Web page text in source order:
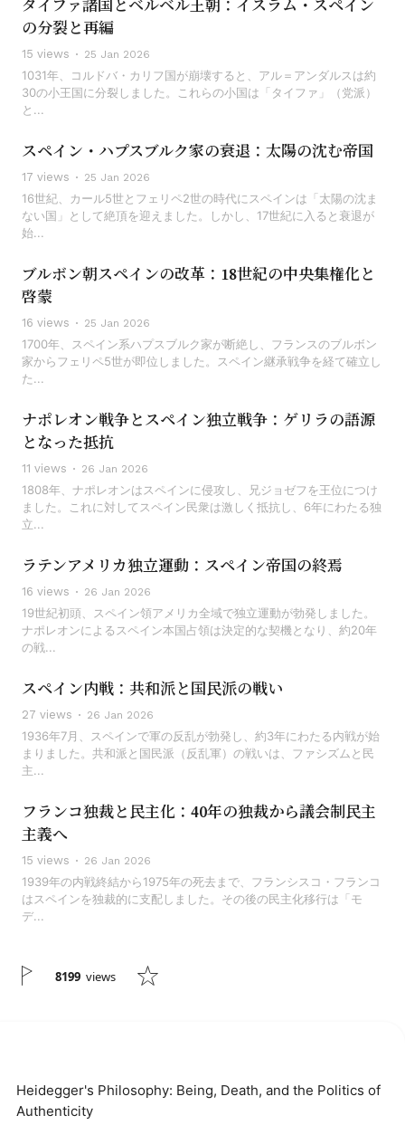
タイファ諸国とベルベル王朝：イスラム・スペイン
の分裂と再編
15 views 25 Jan 2026
1031年、コルドバ・カリフ国が崩壊すると、アル＝アンダルスは約
30の小王国に分裂しました。これらの小国は「タイファ」（党派）
と...
スペイン・ハプスブルク家の衰退：太陽の沈む帝国
17 views 25 Jan 2026
16世紀、カール5世とフェリペ2世の時代にスペインは「太陽の沈ま
ない国」として絶頂を迎えました。しかし、17世紀に入ると衰退が
始...
ブルボン朝スペインの改革：18世紀の中央集権化と
啓蒙
16 views 25 Jan 2026
1700年、スペイン系ハプスブルク家が断絶し、フランスのブルボン
家からフェリペ5世が即位しました。スペイン継承戦争を経て確立し
た...
ナポレオン戦争とスペイン独立戦争：ゲリラの語源
となった抵抗
11 views 26 Jan 2026
1808年、ナポレオンはスペインに侵攻し、兄ジョゼフを王位につけ
ました。これに対してスペイン民衆は激しく抵抗し、6年にわたる独
立...
ラテンアメリカ独立運動：スペイン帝国の終焉
16 views 26 Jan 2026
19世紀初頭、スペイン領アメリカ全域で独立運動が勃発しました。
ナポレオンによるスペイン本国占領は決定的な契機となり、約20年
の戦...
スペイン内戦：共和派と国民派の戦い
27 views 26 Jan 2026
1936年7月、スペインで軍の反乱が勃発し、約3年にわたる内戦が始
まりました。共和派と国民派（反乱軍）の戦いは、ファシズムと民
主...
フランコ独裁と民主化：40年の独裁から議会制民主
主義へ
15 views 26 Jan 2026
1939年の内戦終結から1975年の死去まで、フランシスコ・フランコ
はスペインを独裁的に支配しました。その後の民主化移行は「モ
デ...
8199 views
Heidegger's Philosophy: Being, Death, and the Politics of
Authenticity